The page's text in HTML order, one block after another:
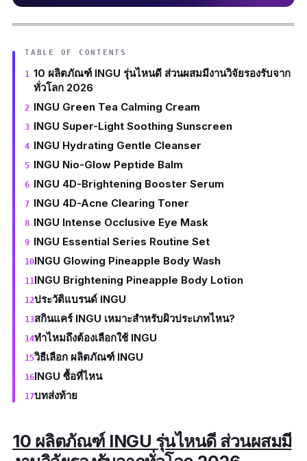
TABLE OF CONTENTS
10 ผลิตภัณฑ์ INGU รุ่นไหนดี ส่วนผสมมีงานวิจัยรองรับจาก
ทั่วโลก 2026
INGU Green Tea Calming Cream
INGU Super-Light Soothing Sunscreen
INGU Hydrating Gentle Cleanser
INGU Nio-Glow Peptide Balm
INGU 4D-Brightening Booster Serum
INGU 4D-Acne Clearing Toner
INGU Intense Occlusive Eye Mask
INGU Essential Series Routine Set
INGU Glowing Pineapple Body Wash
INGU Brightening Pineapple Body Lotion
ประวัติแบรนด์ INGU
สกินแคร์ INGU เหมาะสำหรับผิวประเภทไหน?
ทำไหมถึงต้องเลือกใช้ INGU
วิธีเลือก ผลิตภัณฑ์ INGU
INGU ซื้อที่ไหน
บทส่งท้าย
10 ผลิตภัณฑ์ INGU รุ่นไหนดี ส่วนผสมมี